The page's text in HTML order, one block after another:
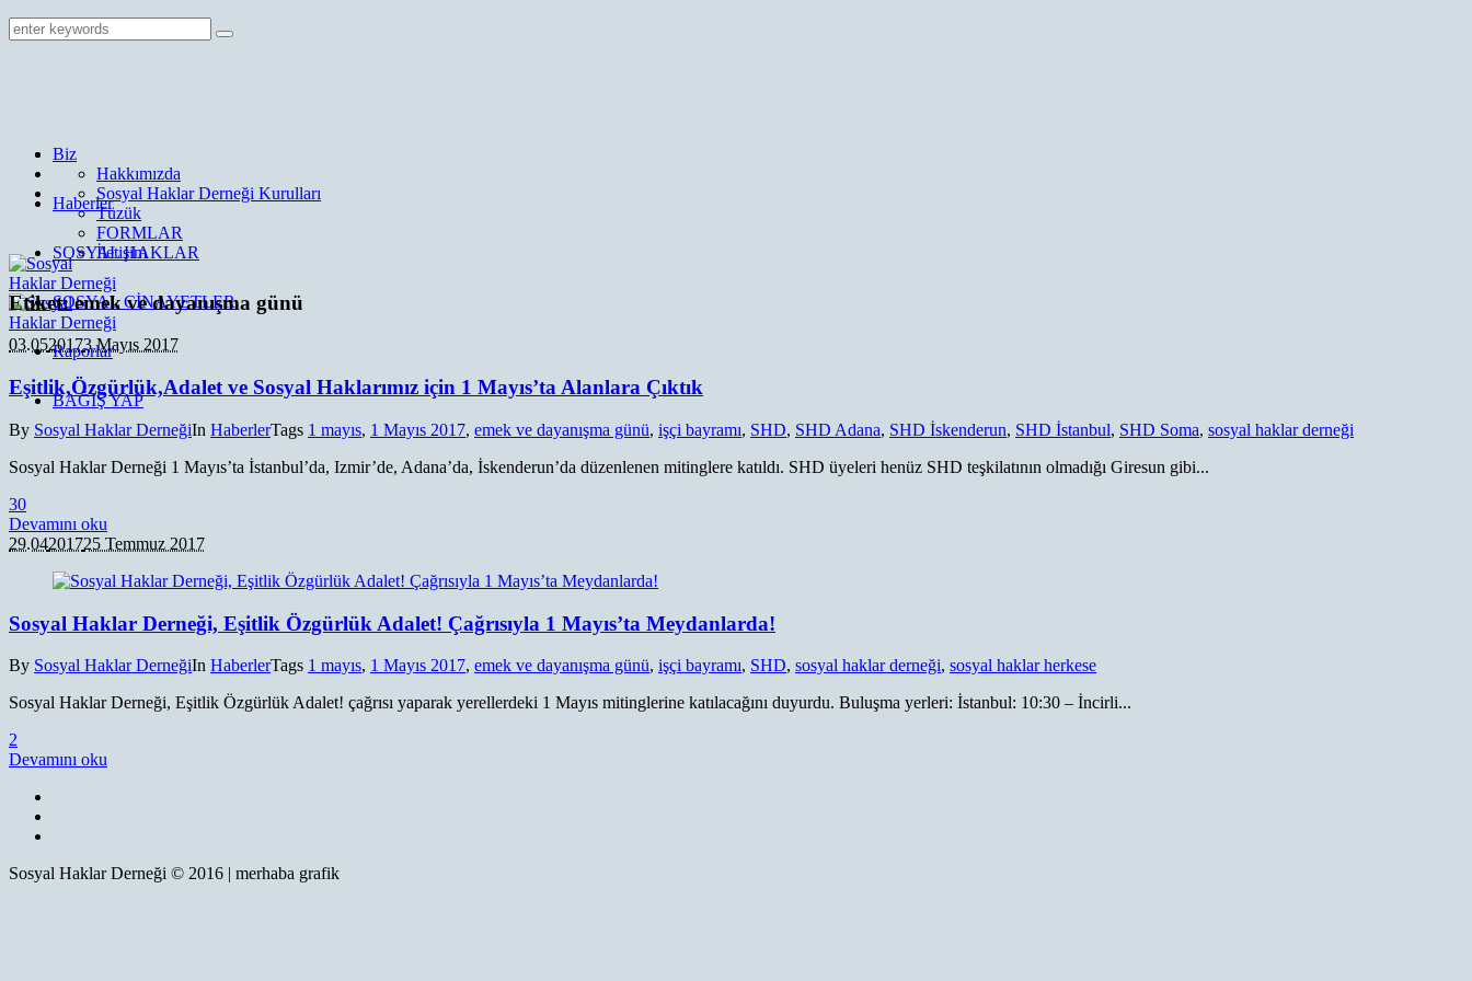
Biz
Hakkımızda
Sosyal Haklar Derneği Kurulları
Tüzük
FORMLAR
İletişim
Haberler
SOSYAL HAKLAR
SOSYAL CİNAYETLER
Raporlar
BAĞIŞ YAP
Etiket:emek ve dayanışma günü
03.0520173 Mayıs 2017
Eşitlik,Özgürlük,Adalet ve Sosyal Haklarımız için 1 Mayıs’ta Alanlara Çıktık
By Sosyal Haklar DerneğiIn HaberlerTags 1 mayıs, 1 Mayıs 2017, emek ve dayanışma günü, işçi bayramı, SHD, SHD Adana, SHD İskenderun, SHD İstanbul, SHD Soma, sosyal haklar derneği
Sosyal Haklar Derneği 1 Mayıs’ta İstanbul’da, Izmir’de, Adana’da, İskenderun’da düzenlenen mitinglere katıldı. SHD üyeleri henüz SHD teşkilatının olmadığı Giresun gibi...
30
Devamını oku
29.04201725 Temmuz 2017
Sosyal Haklar Derneği, Eşitlik Özgürlük Adalet! Çağrısıyla 1 Mayıs’ta Meydanlarda!
By Sosyal Haklar DerneğiIn HaberlerTags 1 mayıs, 1 Mayıs 2017, emek ve dayanışma günü, işçi bayramı, SHD, sosyal haklar derneği, sosyal haklar herkese
Sosyal Haklar Derneği, Eşitlik Özgürlük Adalet! çağrısı yaparak yerellerdeki 1 Mayıs mitinglerine katılacağını duyurdu. Buluşma yerleri: İstanbul: 10:30 – İncirli...
2
Devamını oku
Sosyal Haklar Derneği © 2016 | merhaba grafik